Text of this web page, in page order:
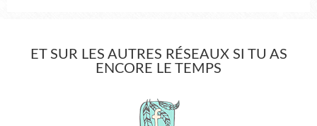
ET SUR LES AUTRES RÉSEAUX SI TU AS
ENCORE LE TEMPS